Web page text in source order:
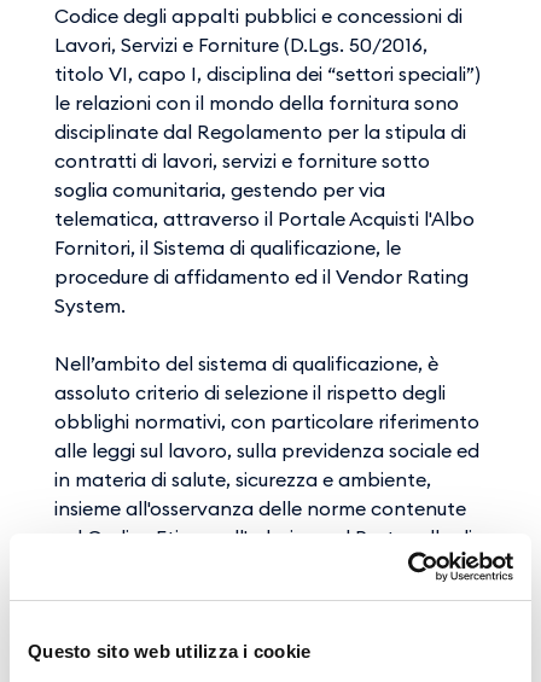
Questo sito web utilizza i cookie
Codice degli appalti pubblici e concessioni di
Lavori, Servizi e Forniture (D.Lgs. 50/2016,
titolo VI, capo I, disciplina dei “settori speciali”)
le relazioni con il mondo della fornitura sono
disciplinate dal Regolamento per la stipula di
contratti di lavori, servizi e forniture sotto
soglia comunitaria, gestendo per via
telematica, attraverso il Portale Acquisti l'Albo
Fornitori, il Sistema di qualificazione, le
procedure di affidamento ed il Vendor Rating
System.
Nell’ambito del sistema di qualificazione, è
assoluto criterio di selezione il rispetto degli
obblighi normativi, con particolare riferimento
alle leggi sul lavoro, sulla previdenza sociale ed
in materia di salute, sicurezza e ambiente,
insieme all'osservanza delle norme contenute
nel Codice Etico e all'adesione al Protocollo di
legalità sottoscritto da GE.S.A.C. con la
Prefettura di Napoli. Sono poi valutate, oltre
(tecnico-organizzativo, economico-